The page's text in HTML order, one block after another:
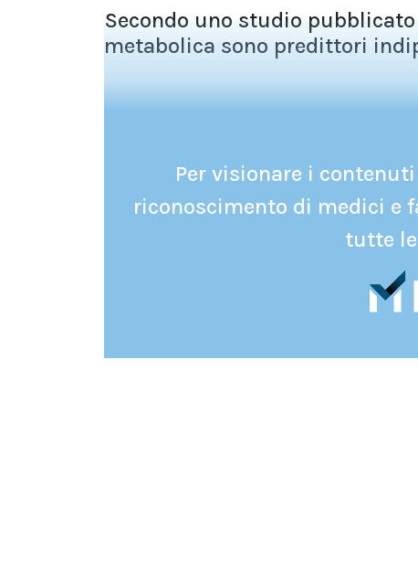
Secondo uno studio
metabolica sono predittori
Per visionare i
riconoscimento di medici e
tutte